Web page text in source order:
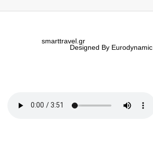
smarttravel.gr
Designed By Eurodynamic